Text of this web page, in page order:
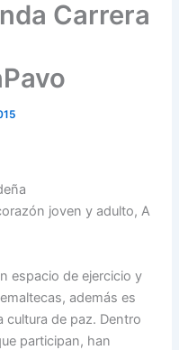
Carrera
joven y adulto, A
espacio de ejercicio y
además es
cultura de paz. Dentro
participan, han